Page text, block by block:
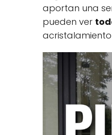
aportan una
pueden ver